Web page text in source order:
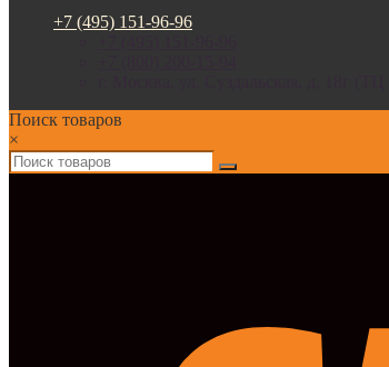
+7 (495) 151-96-96
Поиск товаров
×